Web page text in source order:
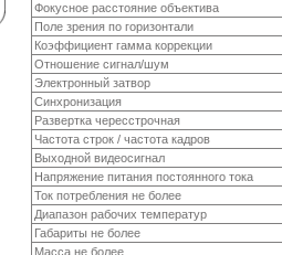
Фокусное расстояние объектива
Поле зрения по горизонтали
Коэффициент гамма коррекции
Отношение сигнал/шум
Электронный затвор
Синхронизация
Развертка чересстрочная
Частота строк / частота кадров
Выходной видеосигнал
Напряжение питания постоянного тока
Ток потребления не более
Диапазон рабочих температур
Габариты не более
Масса не более